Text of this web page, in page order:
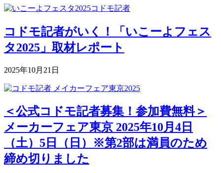
コドモ記者がいく！「いこーよフェス
タ2025」取材レポート
2025年10月21日
＜公式コドモ記者募集！参加費無料＞
メーカーフェア東京 2025年10月4日
（土）5日（日）※第2部は満員のため
締め切りました